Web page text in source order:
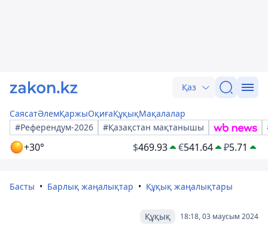
Қаз
СаясатӘлемҚаржыОқиғаҚұқықМақалалар
#Референдум-2026
#Қазақстан мақтанышы
+30° $469.93 €541.64 ₽5.71
Басты Барлық жаңалықтар Құқық жаңалықтары
18:18, 03 маусым 2024
Құқық